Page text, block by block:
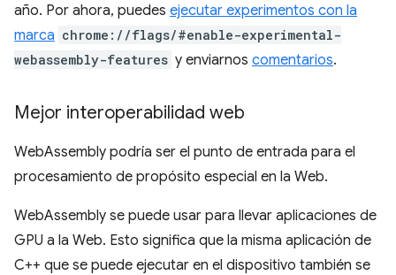
año. Por ahora, puedes ejecutar experimentos con la
marca chrome://flags/#enable-experimental-
webassembly-features y enviarnos comentarios.
Mejor interoperabilidad web
WebAssembly podría ser el punto de entrada para el
procesamiento de propósito especial en la Web.
WebAssembly se puede usar para llevar aplicaciones de
GPU a la Web. Esto significa que la misma aplicación de
C++ que se puede ejecutar en el dispositivo también se